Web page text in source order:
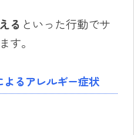
る といった行動でサ
す。
るアレルギー症状